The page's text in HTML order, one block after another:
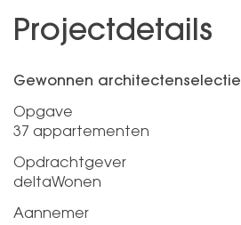
Projectdetails
Gewonnen architectenselectie
Opgave
37 appartementen
Opdrachtgever
deltaWonen
Aannemer